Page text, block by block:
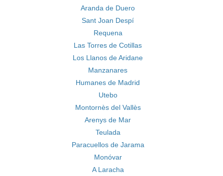
Aranda de Duero
Sant Joan Despí
Requena
Las Torres de Cotillas
Los Llanos de Aridane
Manzanares
Humanes de Madrid
Utebo
Montornès del Vallès
Arenys de Mar
Teulada
Paracuellos de Jarama
Monóvar
A Laracha